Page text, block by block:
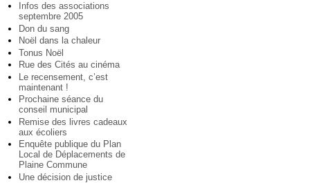
Infos des associations
septembre 2005
Don du sang
Noël dans la chaleur
Tonus Noël
Rue des Cités au cinéma
Le recensement, c’est
maintenant !
Prochaine séance du
conseil municipal
Remise des livres cadeaux
aux écoliers
Enquête publique du Plan
Local de Déplacements de
Plaine Commune
Une décision de justice